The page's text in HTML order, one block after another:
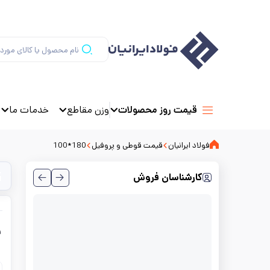
قیمت روز محصولات وزن مقاطع خدمات ما
فولاد ایرانیان قیمت قوطی و پروفیل 180*100
کارشناسان فروش